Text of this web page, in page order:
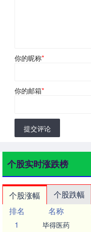
你的昵称*
你的邮箱*
提交评论
个股实时涨跌榜
个股涨幅 个股跌幅
排名
名称
1
毕得医药